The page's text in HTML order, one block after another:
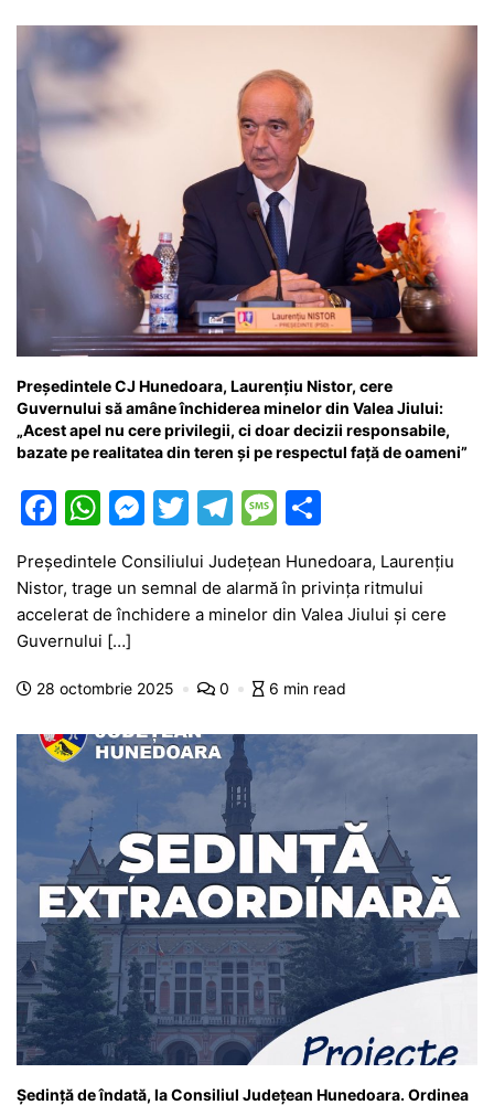
Președintele CJ Hunedoara, Laurențiu Nistor, cere
Guvernului să amâne închiderea minelor din Valea Jiului:
„Acest apel nu cere privilegii, ci doar decizii responsabile,
bazate pe realitatea din teren și pe respectul față de oameni”
F
a
c
e
b
o
k
W
at
s
A
p
M
e
s
s
n
er
T
w
itt
er
T
e
gr
m
M
s
s
g
ta
je
z
Președintele Consiliului Județean Hunedoara, Laurențiu
Nistor, trage un semnal de alarmă în privința ritmului
accelerat de închidere a minelor din Valea Jiului și cere
Guvernului […]
28 octombrie 2025 0 6 min read
Ședință de îndată, la Consiliul Județean Hunedoara. Ordinea